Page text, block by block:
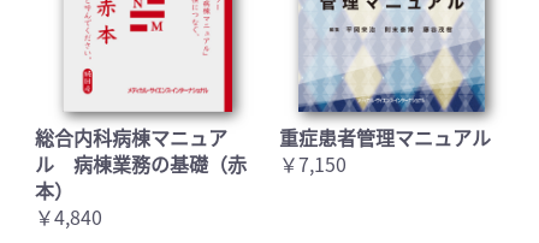
総合内科病棟マニュア
ル 病棟業務の基礎（赤
本）
￥4,840
重症患者管理マニュアル
￥7,150